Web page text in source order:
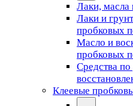
Лаки, масла
Лаки и
пробковых
Масло и
пробковых
Средства по
Клеевые